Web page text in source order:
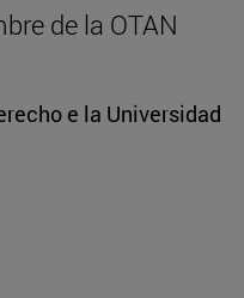
de la OTAN
e la Universidad